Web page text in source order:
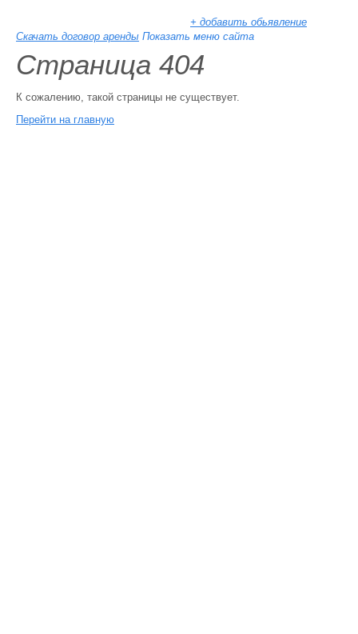
+ добавить обьявление
Скачать договор аренды Показать меню сайта
Страница 404
К сожалению, такой страницы не существует.
Перейти на главную